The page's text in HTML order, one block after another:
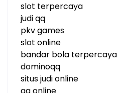
slot terpercaya
judi qq
pkv games
slot online
bandar bola terpercaya
dominoqq
situs judi online